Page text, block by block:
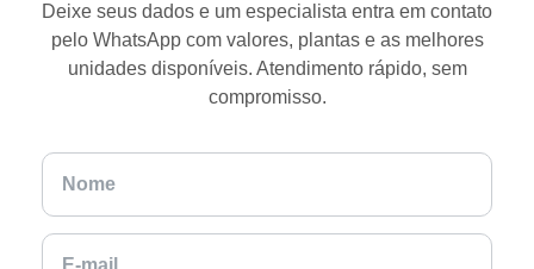
Deixe seus dados e um especialista entra em contato
pelo WhatsApp com valores, plantas e as melhores
unidades disponíveis. Atendimento rápido, sem
compromisso.